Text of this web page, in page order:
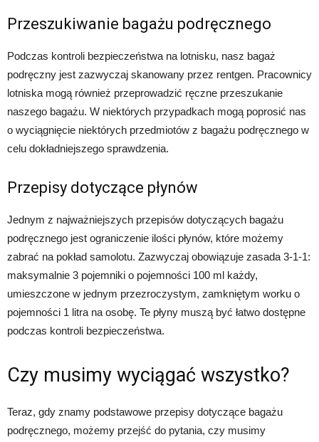
Przeszukiwanie bagażu podręcznego
Podczas kontroli bezpieczeństwa na lotnisku, nasz bagaż
podręczny jest zazwyczaj skanowany przez rentgen. Pracownicy
lotniska mogą również przeprowadzić ręczne przeszukanie
naszego bagażu. W niektórych przypadkach mogą poprosić nas
o wyciągnięcie niektórych przedmiotów z bagażu podręcznego w
celu dokładniejszego sprawdzenia.
Przepisy dotyczące płynów
Jednym z najważniejszych przepisów dotyczących bagażu
podręcznego jest ograniczenie ilości płynów, które możemy
zabrać na pokład samolotu. Zazwyczaj obowiązuje zasada 3-1-1:
maksymalnie 3 pojemniki o pojemności 100 ml każdy,
umieszczone w jednym przezroczystym, zamkniętym worku o
pojemności 1 litra na osobę. Te płyny muszą być łatwo dostępne
podczas kontroli bezpieczeństwa.
Czy musimy wyciągać wszystko?
Teraz, gdy znamy podstawowe przepisy dotyczące bagażu
podręcznego, możemy przejść do pytania, czy musimy